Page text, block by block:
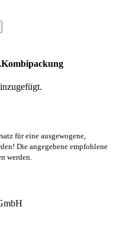
für eine ausgewogene,
Die angegebene empfohlene
werden.